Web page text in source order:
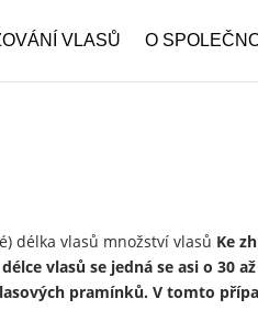
VLASŮ O
délka vlasů množství vlasů Ke
vlasů se jedná se asi o 30
pramínků. V tomto